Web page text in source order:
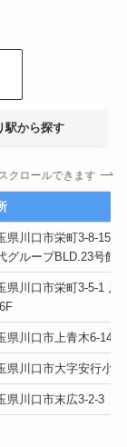
駅から探す
クロールできます
県川口市栄町3-8-15
グループBLD.23号館
県川口市栄町3-5-1 川
県川口市上青木6-14-
県川口市大字安行小山
県川口市末広3-2-3